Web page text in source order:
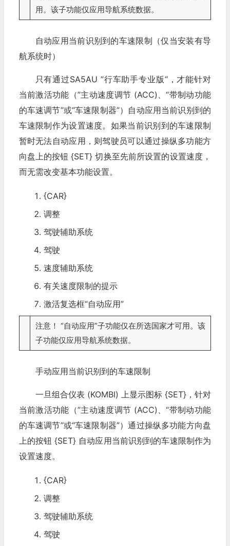
用。该子功能仅应用导航系统数据。
自动应用当前识别到的车速限制（仅当安装有导
航系统时）
只有通过SA5AU ”行车助手专业版“，才能针对
当前激活功能（”主动速度调节 (ACC)、“带制动功能
的车速调节”或“车速限制器”）自动应用当前识别到的
车速限制作为设置速度。如果当前识别到的车速限制
暂时无法自动应用，则驾驶员可以通过操纵多功能方
向盘上的按钮 {SET} 切换至先前所设置的设置速度，
而无需改变基本功能设置。
{CAR}
调整
驾驶辅助系统
驾驶
速度辅助系统
有关速度限制的提示
激活复选框“自动应用”
注意！ “自动应用”子功能仅在所选国家才可用。该
子功能仅应用导航系统数据。
手动应用当前识别到的车速限制
一旦组合仪表 (KOMBI) 上显示图标 {SET}，针对
当前激活功能（”主动速度调节 (ACC)、“带制动功能
的车速调节”或“车速限制器”）通过操纵多功能方向盘
上的按钮 {SET} 自动应用当前识别到的车速限制作为
设置速度。
{CAR}
调整
驾驶辅助系统
驾驶